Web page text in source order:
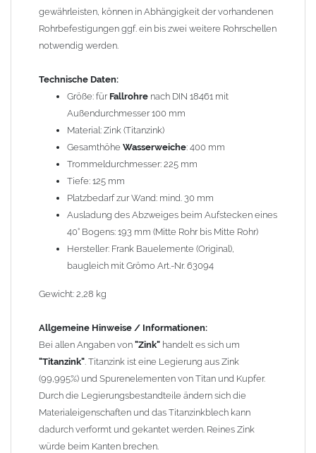
Legierungsbestandteile ändern sich die Materialeigenschaften
und das Titanzinkblech kann dadurch verformt und gekantet
werden. Reines Zink würde beim Kanten brechen.
Wegen derelektrochemischen Kontaktkorrosion
Kupferbauteile nicht mit Zink, Aluminium oder verzinkten
Bauteilen zusammen verbaut werden. Diese Metalle werden
durch Kupferionen stark angegriffen, insbesondere wenn
Regenwasser von Kupfer auf sie fließt. Lösung: Materialien
trennen (z. B. durch Trennstreifen oder Beschichtungen) und den
Wasserfluss so lenken, dass er nur von Zink, Aluminium und
verzinkten Bauteilen in Richtung Kupfer verläuft.
Kombinationen ->Zink, Aluminium und verzinkte Bauteile
können miteinander verbaut werden, da sie in der
elektrochemischen Spannungsreihe nahe beieinander liegen.
Kupfer kann mit Edelstahl und Blei kombiniert werden, da keine
Regenfallrohren (Rohre hergestellt vor 2000)
gefalzten Alu-, Kupferrohren und gelöteten Zinkrohren ist oft
etwas schwierig, da diese nicht so passgenau sind wie heutige
lasergeschweißte Rohre. Maßabweichungen von 1–2 mm sind
möglich. Anpassungsarbeiten wie Einziehen und Aufweiten sind
manchmal nötig, oder es muss sogar das Rohr ober- und
unterhalb durch ein neues lasergeschweißtes Fallrohr ersetzt
gewährleisten, können in Abhängigkeit der vorhandenen
Rohrbefestigungen ggf. ein bis zwei weitere Rohrschellen
notwendig werden.
Technische Daten:
Größe: für Fallrohre nach DIN 18461 mit
Außendurchmesser 100 mm
Material: Zink (Titanzink)
Gesamthöhe Wasserweiche: 400 mm
Trommeldurchmesser: 225 mm
Tiefe: 125 mm
Platzbedarf zur Wand: mind. 30 mm
Ausladung des Abzweiges beim Aufstecken eines
40° Bogens: 193 mm (Mitte Rohr bis Mitte Rohr)
Hersteller: Frank Bauelemente (Original),
baugleich mit Grömo Art.-Nr. 63094
Gewicht: 2,28 kg
Allgemeine Hinweise / Informationen:
Bei allen Angaben von "Zink" handelt es sich um
"Titanzink". Titanzink ist eine Legierung aus Zink
(99,995%) und Spurenelementen von Titan und Kupfer.
Durch die Legierungsbestandteile ändern sich die
Materialeigenschaften und das Titanzinkblech kann
dadurch verformt und gekantet werden. Reines Zink
würde beim Kanten brechen.